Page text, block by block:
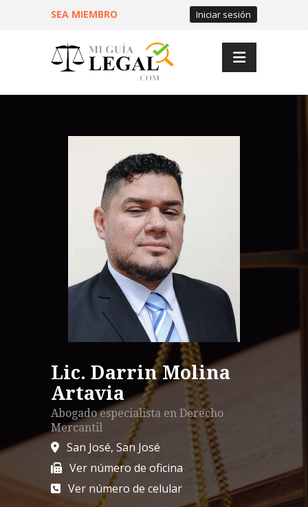
SEA MIEMBRO Iniciar sesión
Lic. Darrin Molina
Artavia
Abogado especialista en Derecho
Mercantil
San José, San José
Ver número de oficina
Ver número de celular